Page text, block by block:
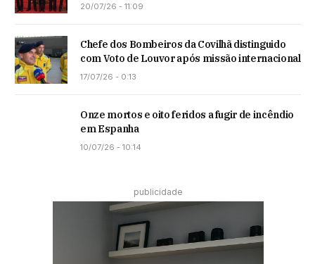
20/07/26 - 11:09
Chefe dos Bombeiros da Covilhã distinguido
com Voto de Louvor após missão internacional
17/07/26 - 0:13
Onze mortos e oito feridos a fugir de incêndio
em Espanha
10/07/26 - 10:14
publicidade